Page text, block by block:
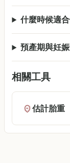
什麼時候適
預產期與妊
相關工具
估計胎重